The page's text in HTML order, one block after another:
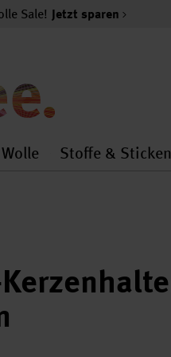
Sale! Jetzt sparen
Künstlerbedarf
Wolle
Wolle
Stoffe & Sticken